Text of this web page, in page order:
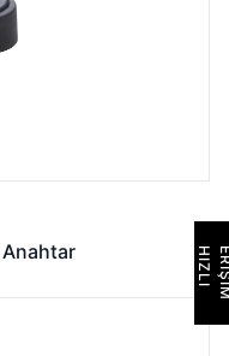
Anahtar H
I
Z
L
I
E
R
İ
Ş
İ
M